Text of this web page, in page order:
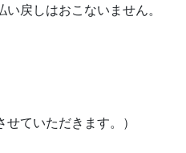
戻しはおこないません。
せていただきます。）